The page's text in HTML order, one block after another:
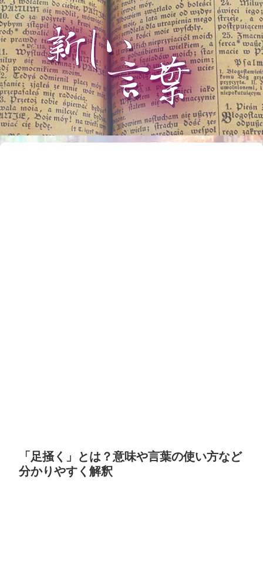
「足掻く」とは？意味や言葉の使い方など
分かりやすく解釈